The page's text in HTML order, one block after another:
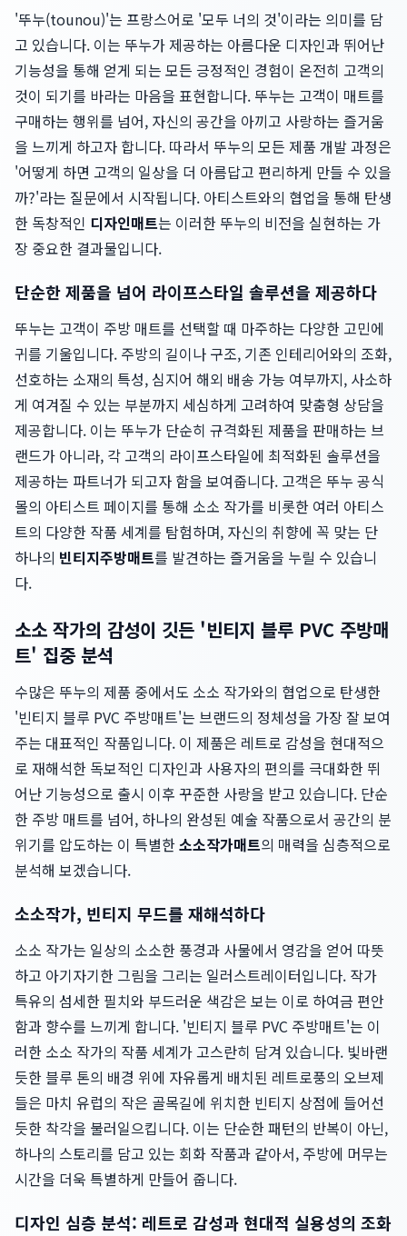
'뚜누(tounou)'는 프랑스어로 '모두 너의 것'이라는 의미를 담
고 있습니다. 이는 뚜누가 제공하는 아름다운 디자인과 뛰어난
기능성을 통해 얻게 되는 모든 긍정적인 경험이 온전히 고객의
것이 되기를 바라는 마음을 표현합니다. 뚜누는 고객이 매트를
구매하는 행위를 넘어, 자신의 공간을 아끼고 사랑하는 즐거움
을 느끼게 하고자 합니다. 따라서 뚜누의 모든 제품 개발 과정은
'어떻게 하면 고객의 일상을 더 아름답고 편리하게 만들 수 있을
까?'라는 질문에서 시작됩니다. 아티스트와의 협업을 통해 탄생
한 독창적인 디자인매트는 이러한 뚜누의 비전을 실현하는 가
장 중요한 결과물입니다.
단순한 제품을 넘어 라이프스타일 솔루션을 제공하다
뚜누는 고객이 주방 매트를 선택할 때 마주하는 다양한 고민에
귀를 기울입니다. 주방의 길이나 구조, 기존 인테리어와의 조화,
선호하는 소재의 특성, 심지어 해외 배송 가능 여부까지, 사소하
게 여겨질 수 있는 부분까지 세심하게 고려하여 맞춤형 상담을
제공합니다. 이는 뚜누가 단순히 규격화된 제품을 판매하는 브
랜드가 아니라, 각 고객의 라이프스타일에 최적화된 솔루션을
제공하는 파트너가 되고자 함을 보여줍니다. 고객은 뚜누 공식
몰의 아티스트 페이지를 통해 소소 작가를 비롯한 여러 아티스
트의 다양한 작품 세계를 탐험하며, 자신의 취향에 꼭 맞는 단
하나의 빈티지주방매트를 발견하는 즐거움을 누릴 수 있습니
다.
소소 작가의 감성이 깃든 '빈티지 블루 PVC 주방매
트' 집중 분석
수많은 뚜누의 제품 중에서도 소소 작가와의 협업으로 탄생한
'빈티지 블루 PVC 주방매트'는 브랜드의 정체성을 가장 잘 보여
주는 대표적인 작품입니다. 이 제품은 레트로 감성을 현대적으
로 재해석한 독보적인 디자인과 사용자의 편의를 극대화한 뛰
어난 기능성으로 출시 이후 꾸준한 사랑을 받고 있습니다. 단순
한 주방 매트를 넘어, 하나의 완성된 예술 작품으로서 공간의 분
위기를 압도하는 이 특별한소소작가매트의 매력을 심층적으로
분석해 보겠습니다.
소소작가, 빈티지 무드를 재해석하다
소소 작가는 일상의 소소한 풍경과 사물에서 영감을 얻어 따뜻
하고 아기자기한 그림을 그리는 일러스트레이터입니다. 작가
특유의 섬세한 필치와 부드러운 색감은 보는 이로 하여금 편안
함과 향수를 느끼게 합니다. '빈티지 블루 PVC 주방매트'는 이
러한 소소 작가의 작품 세계가 고스란히 담겨 있습니다. 빛바랜
듯한 블루 톤의 배경 위에 자유롭게 배치된 레트로풍의 오브제
들은 마치 유럽의 작은 골목길에 위치한 빈티지 상점에 들어선
듯한 착각을 불러일으킵니다. 이는 단순한 패턴의 반복이 아닌,
하나의 스토리를 담고 있는 회화 작품과 같아서, 주방에 머무는
시간을 더욱 특별하게 만들어 줍니다.
디자인 심층 분석: 레트로 감성과 현대적 실용성의 조화